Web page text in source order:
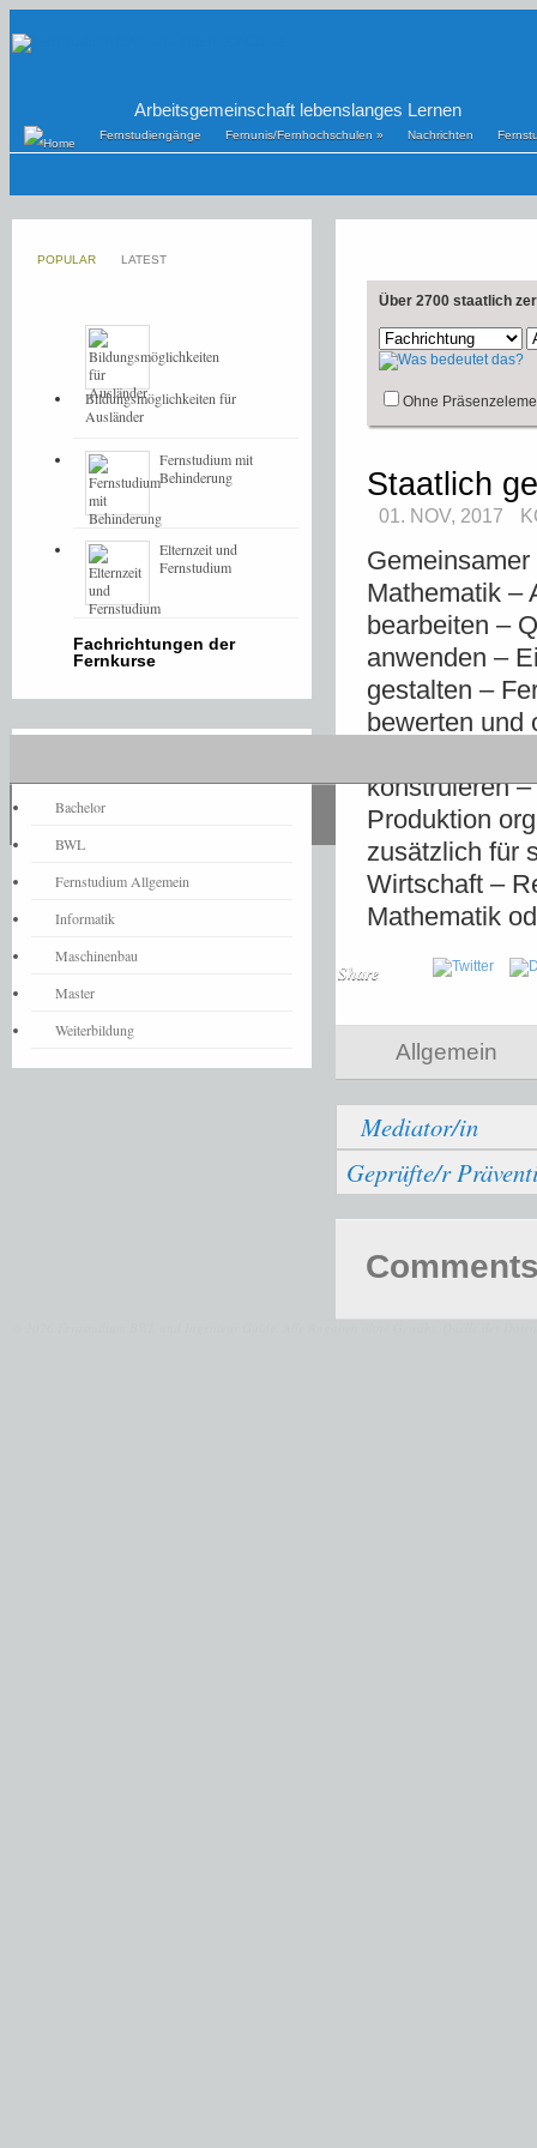
Arbeitsgemeinschaft lebenslanges Lernen
Fernstudiengänge Fernunis/Fernhochschulen » Nachrichten
Über 2700 staatlich
Ohne
Staatlich
01. NOV, 2017
Mathematik –
bearbeiten –
anwenden –
gestalten –
bewerten und
konstruieren
Produktion
zusätzlich für
Wirtschaft –
Mathematik
Share
Allgemein
Mediator/in
Geprüfte/r
POPULAR LATEST
Bildungsmöglichkeiten für
Ausländer
Fernstudium mit
Behinderung
Elternzeit und
Fernstudium
Fachrichtungen der
Fernkurse
Bachelor
BWL
Fernstudium Allgemein
Informatik
Maschinenbau
Master
Weiterbildung